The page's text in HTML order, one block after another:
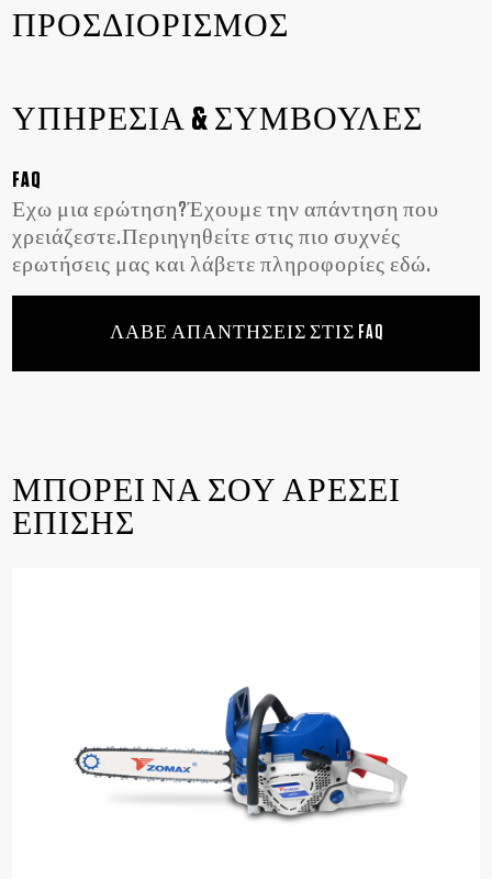
ΠΡΟΣΔΙΟΡΙΣΜΟΣ
ΥΠΗΡΕΣΙΑ & ΣΥΜΒΟΥΛΕΣ
FAQ
Εχω μια ερώτηση?Έχουμε την απάντηση που
χρειάζεστε.Περιηγηθείτε στις πιο συχνές
ερωτήσεις μας και λάβετε πληροφορίες εδώ.
ΛΑΒΕ ΑΠΑΝΤΗΣΕΙΣ ΣΤΙΣ FAQ
ΜΠΟΡΕΙ ΝΑ ΣΟΥ ΑΡΕΣΕΙ
ΕΠΙΣΗΣ